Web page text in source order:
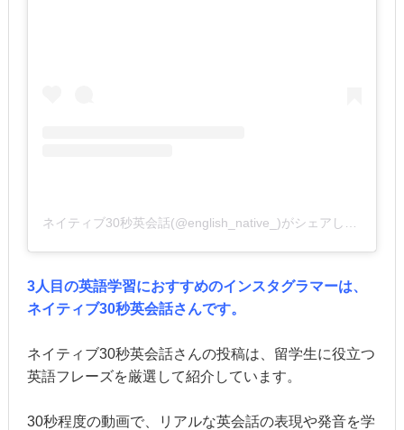
3人目の英語学習におすすめのインスタグラマーは、
ネイティブ30秒英会話さんです。
ネイティブ30秒英会話さんの投稿は、留学生に役立つ
英語フレーズを厳選して紹介しています。
30秒程度の動画で、リアルな英会話の表現や発音を学